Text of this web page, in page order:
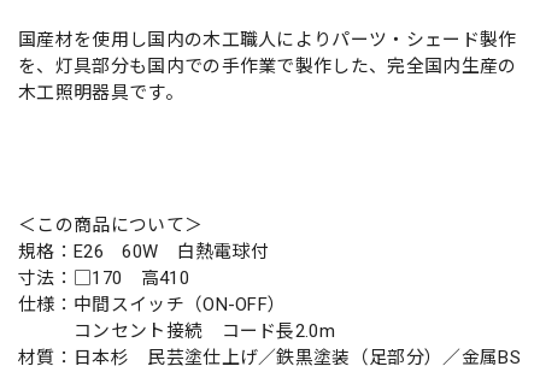
国産材を使用し国内の木工職人によりパーツ・シェード製作
を、灯具部分も国内での手作業で製作した、完全国内生産の
木工照明器具です。
＜この商品について＞
規格：E26 60W 白熱電球付
寸法：□170 高410
仕様：中間スイッチ（ON-OFF）
コンセント接続 コード長2.0m
材質：日本杉 民芸塗仕上げ／鉄黒塗装（足部分）／金属BS